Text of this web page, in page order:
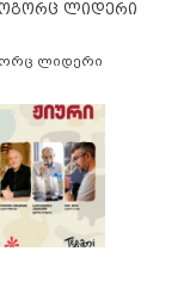
ლიდერი
ლიდერი